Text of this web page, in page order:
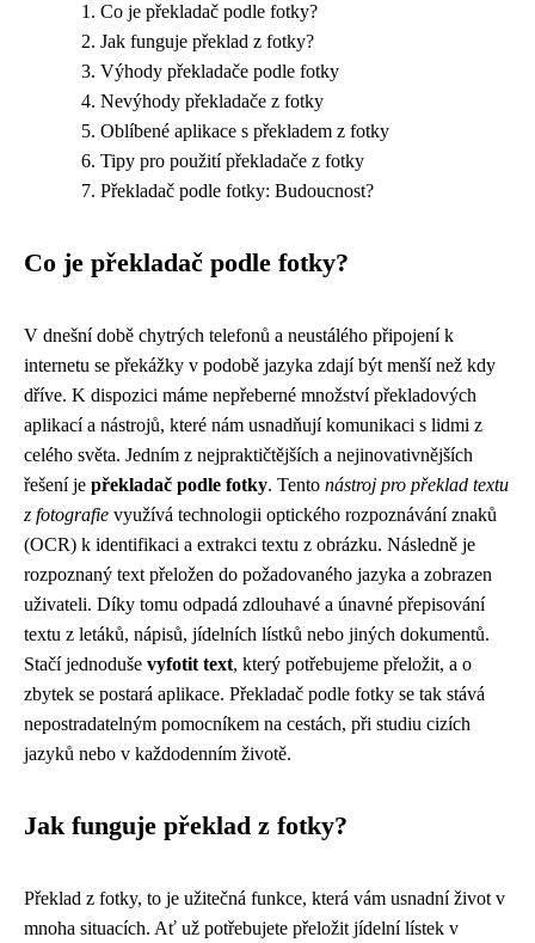
Co je překladač podle fotky?
Jak funguje překlad z fotky?
Výhody překladače podle fotky
Nevýhody překladače z fotky
Oblíbené aplikace s překladem z fotky
Tipy pro použití překladače z fotky
Překladač podle fotky: Budoucnost?
Co je překladač podle fotky?
V dnešní době chytrých telefonů a neustálého připojení k
internetu se překážky v podobě jazyka zdají být menší než kdy
dříve. K dispozici máme nepřeberné množství překladových
aplikací a nástrojů, které nám usnadňují komunikaci s lidmi z
celého světa. Jedním z nejpraktičtějších a nejinovativnějších
řešení je překladač podle fotky. Tento nástroj pro překlad textu
z fotografie využívá technologii optického rozpoznávání znaků
(OCR) k identifikaci a extrakci textu z obrázku. Následně je
rozpoznaný text přeložen do požadovaného jazyka a zobrazen
uživateli. Díky tomu odpadá zdlouhavé a únavné přepisování
textu z letáků, nápisů, jídelních lístků nebo jiných dokumentů.
Stačí jednoduše vyfotit text, který potřebujeme přeložit, a o
zbytek se postará aplikace. Překladač podle fotky se tak stává
nepostradatelným pomocníkem na cestách, při studiu cizích
jazyků nebo v každodenním životě.
Jak funguje překlad z fotky?
Překlad z fotky, to je užitečná funkce, která vám usnadní život v
mnoha situacích. Ať už potřebujete přeložit jídelní lístek v